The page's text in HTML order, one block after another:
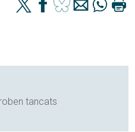
tancats